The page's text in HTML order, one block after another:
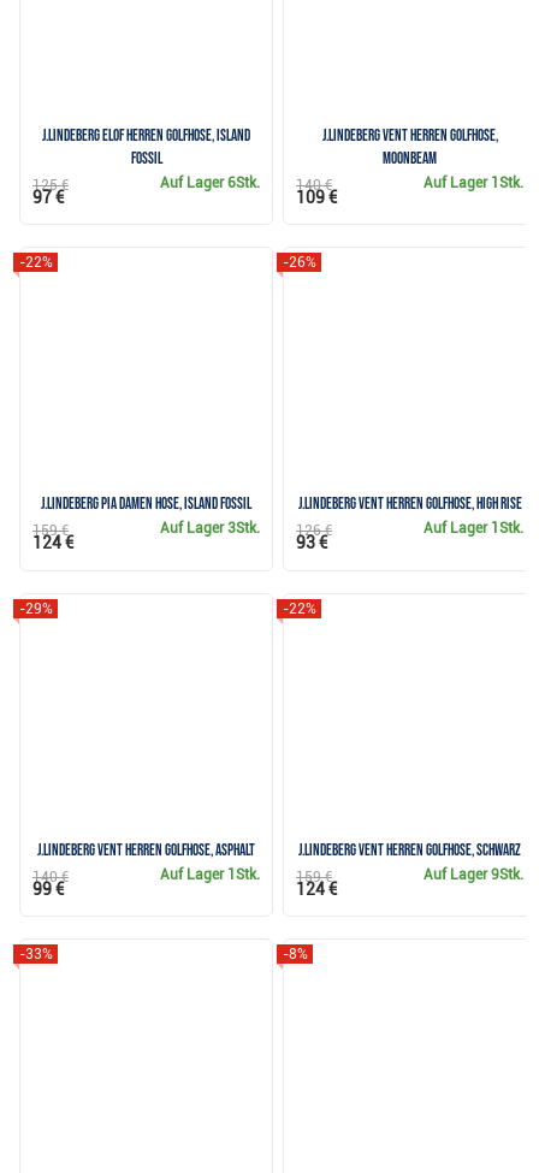
J.Lindeberg Elof Herren Golfhose, island
fossil
Auf Lager6Stk.
125 €
97 €
J.Lindeberg Vent Herren Golfhose,
moonbeam
Auf Lager 1Stk.
140 €
109 €
J.Lindeberg Pia Damen Hose, island fossil
-22%
Auf Lager3Stk.
159 €
124 €
J.Lindeberg Vent Herren Golfhose, high rise
-26%
Auf Lager 1Stk.
126 €
93 €
J.Lindeberg Vent Herren Golfhose, asphalt
-29%
Auf Lager 1Stk.
140 €
99 €
J.Lindeberg Vent Herren Golfhose, schwarz
-22%
Auf Lager9Stk.
159 €
124 €
-33% -8%